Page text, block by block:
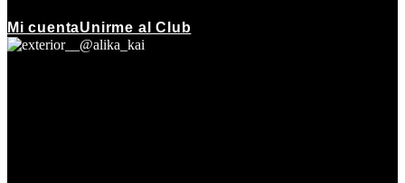
Mi cuentaUnirme al Club